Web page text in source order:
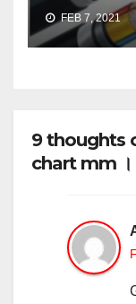
FEB 7, 2021
9 thoughts
chart mm